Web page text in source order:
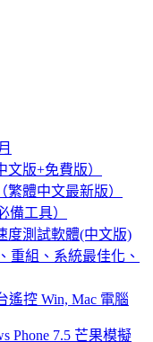
版+免費版）
體中文最新版）
備工具）
度測試軟體(中文版)
重組、系統最佳化、
遙控 Win, Mac 電腦
Phone 7.5 芒果模擬